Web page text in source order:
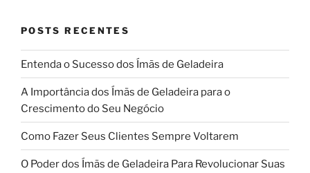
POSTS RECENTES
Entenda o Sucesso dos Ímãs de Geladeira
A Importância dos Ímãs de Geladeira para o
Crescimento do Seu Negócio
Como Fazer Seus Clientes Sempre Voltarem
O Poder dos Ímãs de Geladeira Para Revolucionar Suas